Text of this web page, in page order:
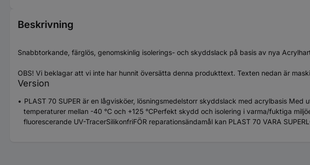
Beskrivning
Snabbtorkande, färglös, genomskinlig isolerings- och skyddslack på basis av nya
OBS! Vi beklagar att vi inte har hunnit översätta denna produkttext. Texten nedan är
Version
PLAST 70 SUPER är en lågvisköer, lösningsmedelstorr skyddslack med acrylbasis
temperaturer mellan -40 °C och +125 °CPerfekt skydd och isolering i varma/fuktiga
fluorescerande UV-TracerSilikonfriFÖR reparationsändamål kan PLAST 70 VARA